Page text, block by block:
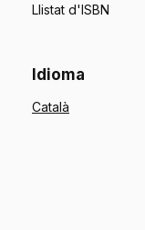
Llistat d'ISBN
Idioma